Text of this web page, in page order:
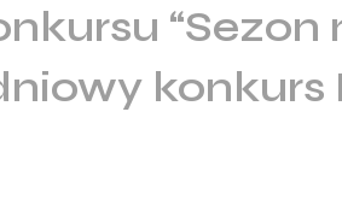
konkurs